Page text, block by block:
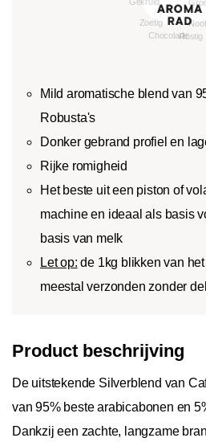
Mild aromatische blend van
Robusta's
Donker gebrand profiel en
Rijke romigheid
Het beste uit een piston of
machine en ideaal als basis
basis van melk
Let op: de 1kg blikken van
meestal verzonden zonder
Product beschrijving
De uitstekende Silverblend van
van 95% beste arabicabonen en
Dankzij een zachte, langzame